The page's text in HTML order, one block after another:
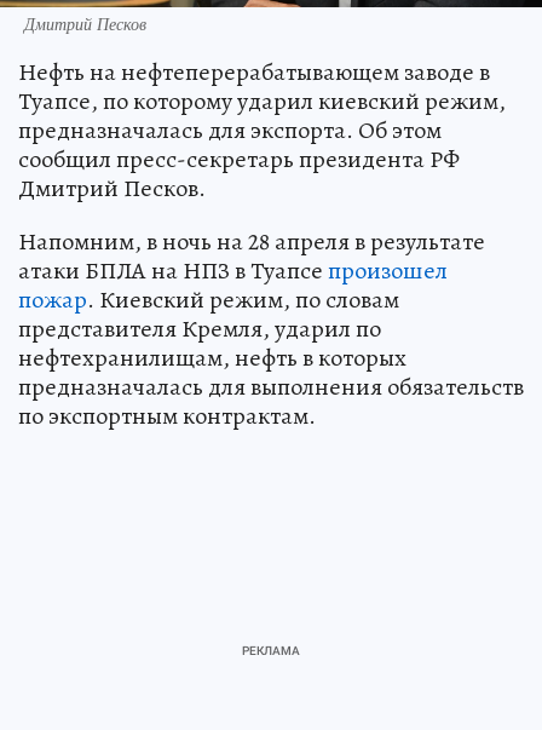
Дмитрий Песков
Нефть на нефтеперерабатывающем заводе в
Туапсе, по которому ударил киевский режим,
предназначалась для экспорта. Об этом
сообщил пресс-секретарь президента РФ
Дмитрий Песков.
Напомним, в ночь на 28 апреля в результате
атаки БПЛА на НПЗ в Туапсепроизошел
пожар. Киевский режим, по словам
представителя Кремля, ударил по
нефтехранилищам, нефть в которых
предназначалась для выполнения обязательств
по экспортным контрактам.